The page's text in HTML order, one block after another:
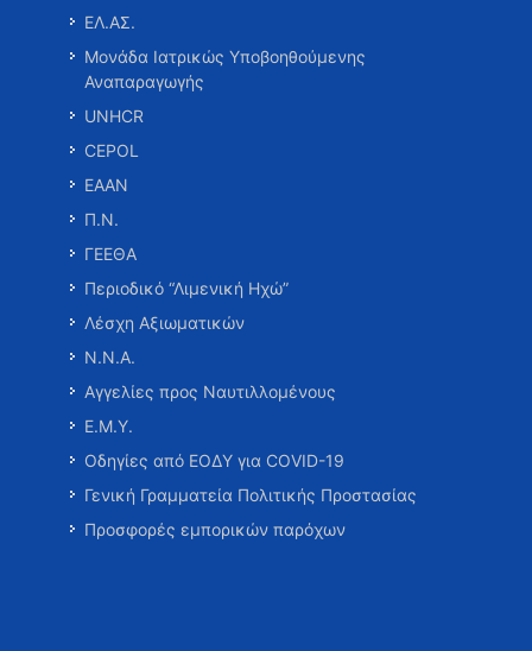
ΕΛ.ΑΣ.
Μονάδα Ιατρικώς Υποβοηθούμενης
Αναπαραγωγής
UNHCR
CEPOL
ΕΑΑΝ
Π.Ν.
ΓΕΕΘΑ
Περιοδικό “Λιμενική Ηχώ”
Λέσχη Αξιωματικών
Ν.Ν.Α.
Αγγελίες προς Ναυτιλλομένους
Ε.Μ.Υ.
Οδηγίες από ΕΟΔΥ για COVID-19
Γενική Γραμματεία Πολιτικής Προστασίας
Προσφορές εμπορικών παρόχων